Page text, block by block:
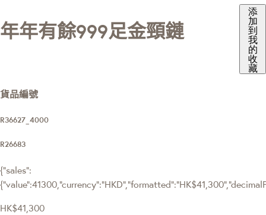
年年有餘999足金頸鏈
添
加
到
我
的
收
藏
貨品編號
R36627_4000
R26683
{"sales":
HK$41,300